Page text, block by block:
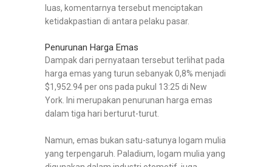
luas, komentarnya tersebut menciptakan
ketidakpastian di antara pelaku pasar.
Penurunan Harga Emas
Dampak dari pernyataan tersebut terlihat pada
harga emas yang turun sebanyak 0,8% menjadi
$1,952.94 per ons pada pukul 13:25 di New
York. Ini merupakan penurunan harga emas
dalam tiga hari berturut-turut.
Namun, emas bukan satu-satunya logam mulia
yang terpengaruh. Paladium, logam mulia yang